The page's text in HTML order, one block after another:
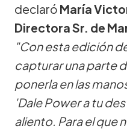
declaró María
Directora Sr. de
"Con esta edición
capturar una parte
ponerla en las
'Dale Power a tu
aliento. Para el que